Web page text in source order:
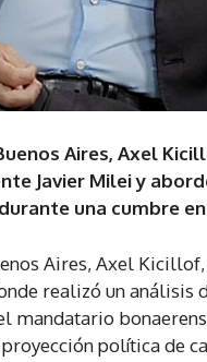
Aires, Axel
Javier Milei y
una cumbre en
Aires, Axel
realizó un
mandatario
política de